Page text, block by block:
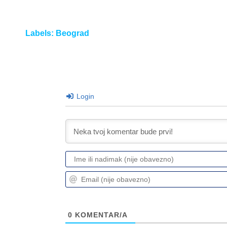
Labels: Beograd
Login
0 KOMENTAR/A